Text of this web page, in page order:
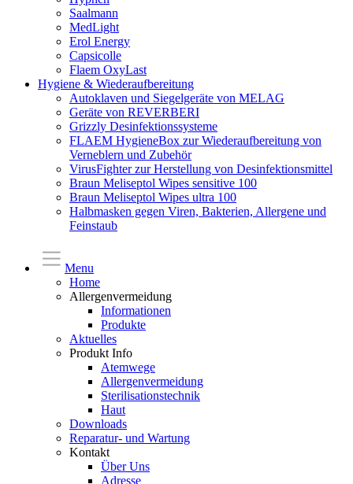
Saalmann
MedLight
Erol Energy
Capsicolle
Flaem OxyLast
Hygiene & Wiederaufbereitung
Autoklaven und Siegelgeräte von MELAG
Geräte von REVERBERI
Grizzly Desinfektionssysteme
FLAEM HygieneBox zur Wiederaufbereitung von
Verneblern und Zubehör
VirusFighter zur Herstellung von Desinfektionsmittel
Braun Meliseptol Wipes sensitive 100
Braun Meliseptol Wipes ultra 100
Halbmasken gegen Viren, Bakterien, Allergene und
Feinstaub
Menu
Home
Allergenvermeidung
Informationen
Produkte
Aktuelles
Produkt Info
Atemwege
Allergenvermeidung
Sterilisationstechnik
Haut
Downloads
Reparatur- und Wartung
Kontakt
Über Uns
Adresse